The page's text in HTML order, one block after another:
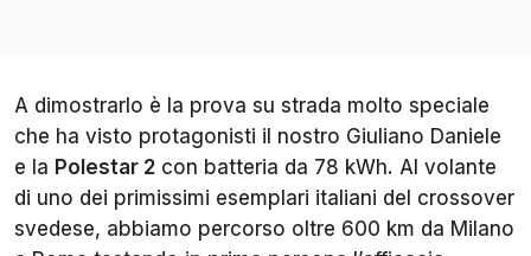
A dimostrarlo è la prova su strada molto speciale
che ha visto protagonisti il nostro Giuliano Daniele
e la Polestar 2 con batteria da 78 kWh. Al volante
di uno dei primissimi esemplari italiani del crossover
svedese, abbiamo percorso oltre 600 km da Milano